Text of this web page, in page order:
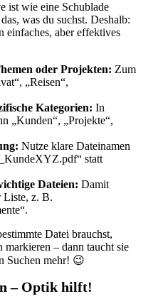
ist wie eine Schublade
was du suchst. Deshalb:
einfaches, aber effektives
oder Projekten: Zum
„Reisen“,
Kategorien: In
„Kunden“, „Projekte“,
Nutze klare Dateinamen
statt
Dateien: Damit
Liste, z. B.
Datei brauchst,
markieren – dann taucht sie
Suchen mehr! 😉
– Optik hilft!